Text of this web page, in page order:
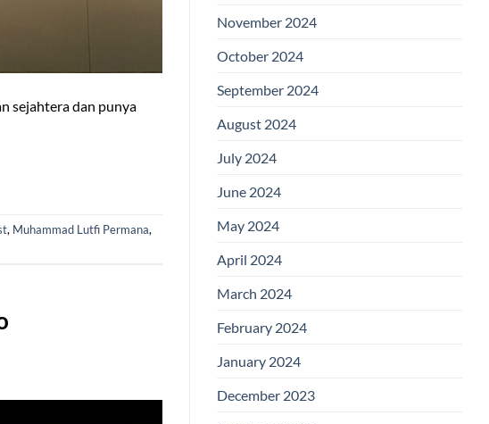
sejahtera dan punya
, Muhammad Lutfi Permana,
November 2024
October 2024
September 2024
August 2024
July 2024
June 2024
May 2024
April 2024
March 2024
February 2024
January 2024
December 2023